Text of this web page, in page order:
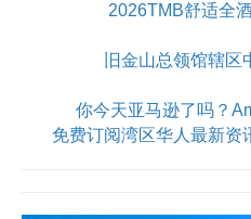
2026TMB舒适全
旧金山总领馆辖
你今天亚马逊了吗？
免费订阅湾区华人最新资